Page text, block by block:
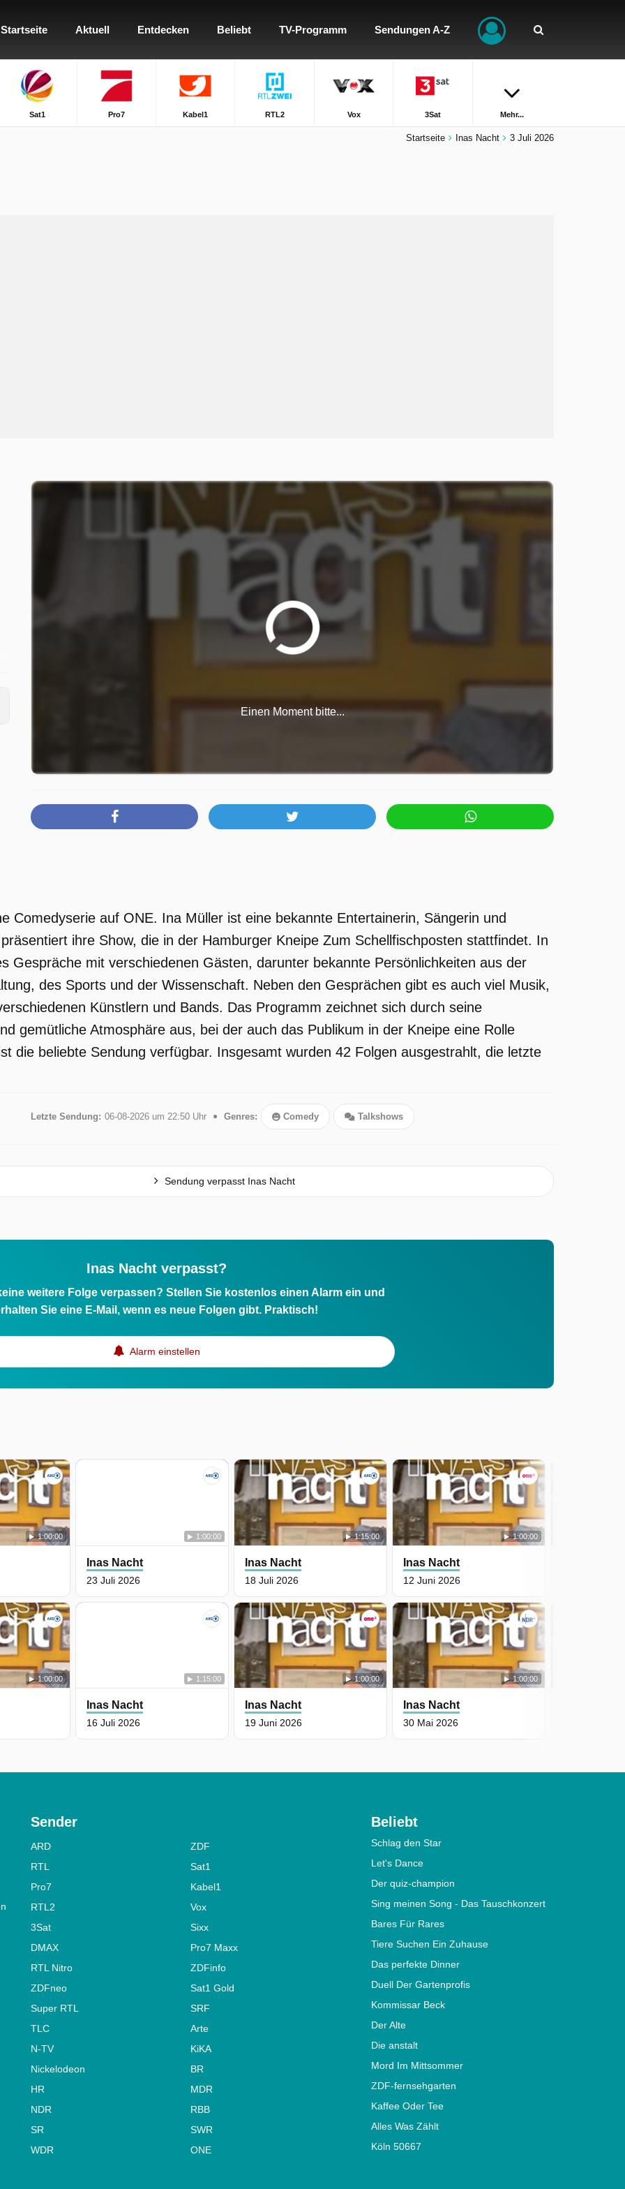
Startseite Aktuell Entdecken Beliebt TV-Programm Sendungen A-Z
Sat1 Pro7 Kabel1 RTL2 Vox 3Sat Mehr...
Startseite Inas Nacht 3 Juli 2026
Einen Moment bitte...
Comedyserie auf ONE. Ina Müller ist eine bekannte Entertainerin, Sängerin und
ihre Show, die in der Hamburger Kneipe Zum Schellfischposten stattfindet. In
Gespräche mit verschiedenen Gästen, darunter bekannte Persönlichkeiten aus der
des Sports und der Wissenschaft. Neben den Gesprächen gibt es auch viel Musik,
Künstlern und Bands. Das Programm zeichnet sich durch seine
gemütliche Atmosphäre aus, bei der auch das Publikum in der Kneipe eine Rolle
die beliebte Sendung verfügbar. Insgesamt wurden 42 Folgen ausgestrahlt, die letzte
Letzte Sendung: 06-08-2026 um 22:50 Uhr Genres: Comedy Talkshows
Sendung verpasst Inas Nacht
Inas Nacht verpasst?
weitere Folge verpassen? Stellen Sie kostenlos einen Alarm ein und
Sie eine E-Mail, wenn es neue Folgen gibt. Praktisch!
Alarm einstellen
1:00:00
1:00:00
1:00:00
Inas Nacht
23 Juli 2026
1:15:00
Inas Nacht
18 Juli 2026
1:15:00
Inas Nacht
16 Juli 2026
1:00:00
Inas Nacht
19 Juni 2026
1:00:00
Inas Nacht
12 Juni 2026
1:00:00
Inas Nacht
30 Mai 2026
Sender
ARD
ZDF
RTL
Sat1
Pro7
Kabel1
RTL2
Vox
3Sat
Sixx
DMAX
Pro7 Maxx
RTL Nitro
ZDFinfo
ZDFneo
Sat1 Gold
Super RTL
SRF
TLC
Arte
N-TV
KiKA
Nickelodeon
BR
HR
MDR
NDR
RBB
SR
SWR
WDR
ONE
Beliebt
Schlag den Star
Let's Dance
Der quiz-champion
Sing meinen Song - Das Tauschkonzert
Bares Für Rares
Tiere Suchen Ein Zuhause
Das perfekte Dinner
Duell Der Gartenprofis
Kommissar Beck
Der Alte
Die anstalt
Mord Im Mittsommer
ZDF-fernsehgarten
Kaffee Oder Tee
Alles Was Zählt
Köln 50667